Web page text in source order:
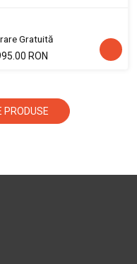
Gratuită
RON
PRODUSE